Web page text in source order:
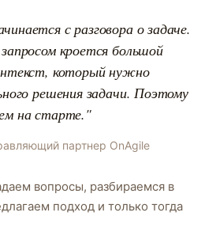
с разговора о задаче.
кроется большой
который нужно
решения задачи. Поэтому
на старте."
партнер OnAgile
вопросы, разбираемся в
подход и только тогда